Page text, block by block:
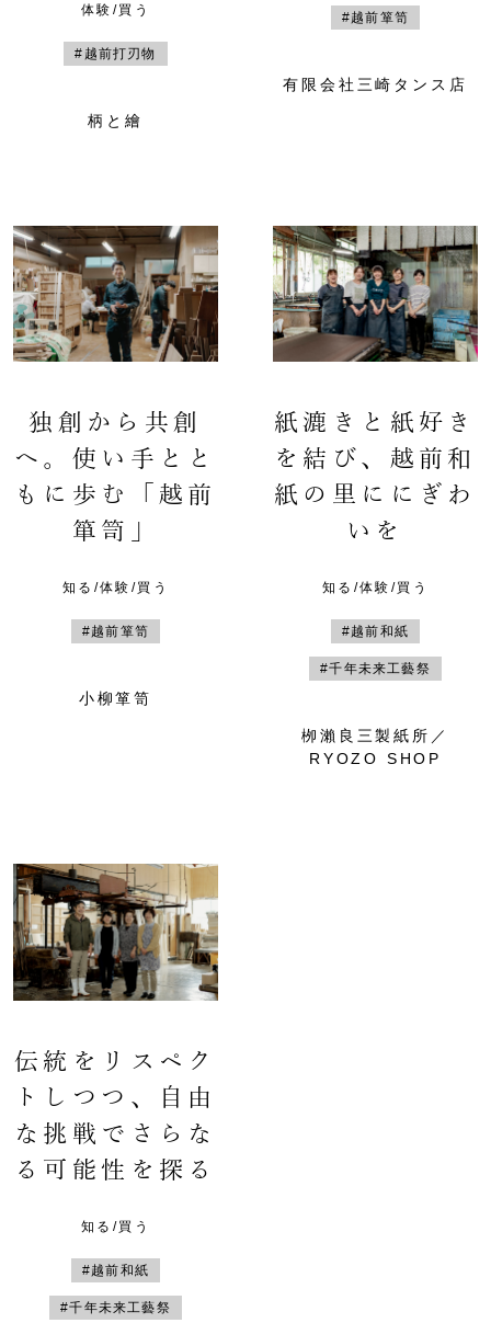
体験/買う
#越前打刃物
柄と繪
#越前箪笥
有限会社三崎タンス店
独創から共創
へ。使い手とと
もに歩む「越前
箪笥」
知る/体験/買う
#越前箪笥
小柳箪笥
紙漉きと紙好き
を結び、越前和
紙の里ににぎわ
いを
知る/体験/買う
#越前和紙
#千年未来工藝祭
栁瀨良三製紙所／
RYOZO SHOP
伝統をリスペク
トしつつ、自由
な挑戦でさらな
る可能性を探る
知る/買う
#越前和紙
#千年未来工藝祭